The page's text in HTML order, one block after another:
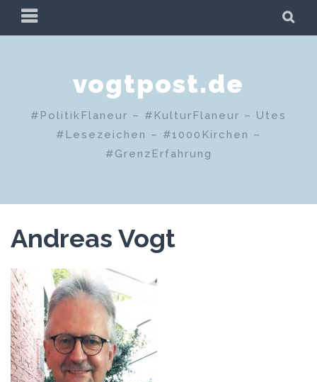
Zum
PRIMÄRES
MENÜ
vogtpost.de
#PolitikFlaneur – #KulturFlaneur – Utes
#Lesezeichen – #1000Kirchen –
#GrenzErfahrung
Andreas Vogt